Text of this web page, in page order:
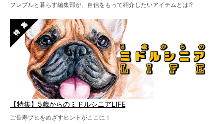
フレブルと暮らす編集部が、自信をもって紹介したいアイテムとは!?
【特集】5歳からのミドルシニアLIFE
ご長寿ブヒをめざすヒントがここに！